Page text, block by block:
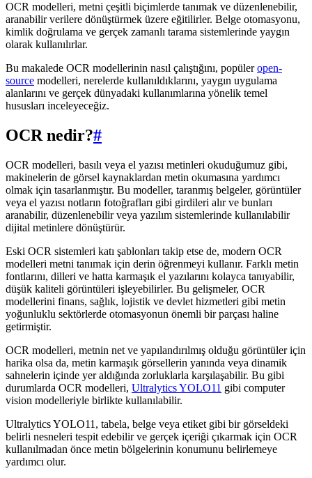
OCR modelleri, metni çeşitli biçimlerde tanımak ve düzenlenebilir,
aranabilir verilere dönüştürmek üzere eğitilirler. Belge otomasyonu,
kimlik doğrulama ve gerçek zamanlı tarama sistemlerinde yaygın
olarak kullanılırlar.
Bu makalede OCR modellerinin nasıl çalıştığını, popüleropen-
source modelleri, nerelerde kullanıldıklarını, yaygın uygulama
alanlarını ve gerçek dünyadaki kullanımlarına yönelik temel
hususları inceleyeceğiz.
OCR nedir?#
OCR modelleri, basılı veya el yazısı metinleri okuduğumuz gibi,
makinelerin de görsel kaynaklardan metin okumasına yardımcı
olmak için tasarlanmıştır. Bu modeller, taranmış belgeler, görüntüler
veya el yazısı notların fotoğrafları gibi girdileri alır ve bunları
aranabilir, düzenlenebilir veya yazılım sistemlerinde kullanılabilir
dijital metinlere dönüştürür.
Eski OCR sistemleri katı şablonları takip etse de, modern OCR
modelleri metni tanımak için derin öğrenmeyi kullanır. Farklı metin
fontlarını, dilleri ve hatta karmaşık el yazılarını kolayca tanıyabilir,
düşük kaliteli görüntüleri işleyebilirler. Bu gelişmeler, OCR
modellerini finans, sağlık, lojistik ve devlet hizmetleri gibi metin
yoğunluklu sektörlerde otomasyonun önemli bir parçası haline
getirmiştir.
OCR modelleri, metnin net ve yapılandırılmış olduğu görüntüler için
harika olsa da, metin karmaşık görsellerin yanında veya dinamik
sahnelerin içinde yer aldığında zorluklarla karşılaşabilir. Bu gibi
durumlarda OCR modelleri, Ultralytics YOLO11 gibi computer
vision modelleriyle birlikte kullanılabilir.
Ultralytics YOLO11, tabela, belge veya etiket gibi bir görseldeki
belirli nesneleri tespit edebilir ve gerçek içeriği çıkarmak için OCR
kullanılmadan önce metin bölgelerinin konumunu belirlemeye
yardımcı olur.